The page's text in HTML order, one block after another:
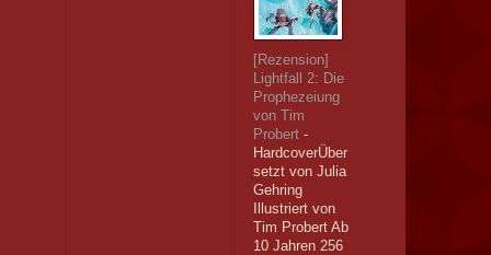
[Rezension]
Lightfall 2: Die
Prophezeiung
von Tim
Probert -
HardcoverÜber
setzt von Julia
Gehring
Illustriert von
Tim Probert Ab
10 Jahren 256